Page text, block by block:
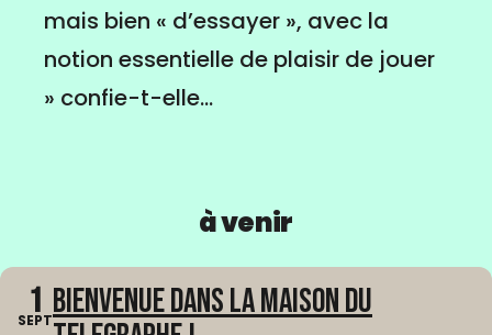
mais bien « d’essayer », avec la
notion essentielle de plaisir de jouer
» confie-t-elle...
à venir
1
SEPTBienvenue dans La Maison du